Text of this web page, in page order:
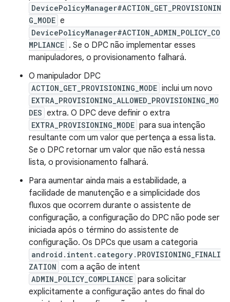
DevicePolicyManager#ACTION_GET_PROVISIONIN
G_MODE e
DevicePolicyManager#ACTION_ADMIN_POLICY_CO
MPLIANCE . Se o DPC não implementar esses
manipuladores, o provisionamento falhará.
O manipulador DPC
ACTION_GET_PROVISIONING_MODE inclui um novo
EXTRA_PROVISIONING_ALLOWED_PROVISIONING_MO
DES extra. O DPC deve definir o extra
EXTRA_PROVISIONING_MODE para sua intenção
resultante com um valor que pertença a essa lista.
Se o DPC retornar um valor que não está nessa
lista, o provisionamento falhará.
Para aumentar ainda mais a estabilidade, a
facilidade de manutenção e a simplicidade dos
fluxos que ocorrem durante o assistente de
configuração, a configuração do DPC não pode ser
iniciada após o término do assistente de
configuração. Os DPCs que usam a categoria
android.intent.category.PROVISIONING_FINALI
ZATION com a ação de intent
ADMIN_POLICY_COMPLIANCE para solicitar
explicitamente a configuração antes do final do